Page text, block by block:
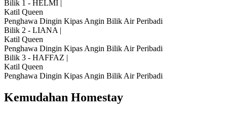
Bilik 1 - HELMI |
Katil Queen
Penghawa Dingin Kipas Angin Bilik Air Peribadi
Bilik 2 - LIANA |
Katil Queen
Penghawa Dingin Kipas Angin Bilik Air Peribadi
Bilik 3 - HAFFAZ |
Katil Queen
Penghawa Dingin Kipas Angin Bilik Air Peribadi
Kemudahan Homestay